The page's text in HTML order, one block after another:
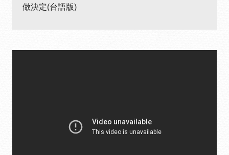
做決定(台語版)